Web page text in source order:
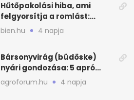
Hűtőpakolási hiba, ami
felgyorsítja a romlást:
zónákra figyelj
bien.hu 4 napja
Bársonyvirág (büdöske)
nyári gondozása: 5 apró
lépés a dús virágzásért
agroforum.hu 4 napja